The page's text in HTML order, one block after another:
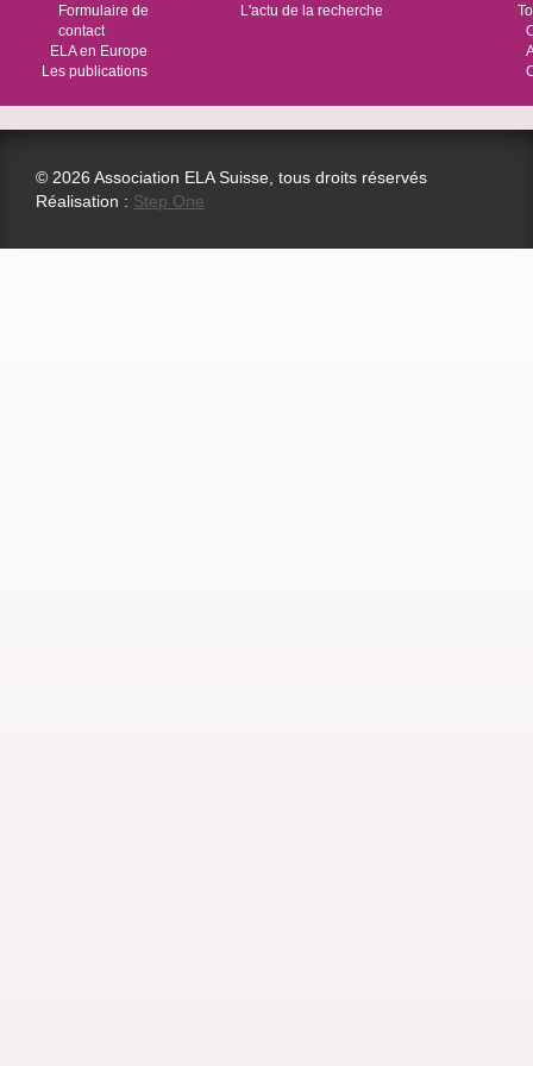
Formulaire de
contact
ELA en Europe
Les publications
L'actu de la recherche
© 2026 Association ELA Suisse, tous droits réservés
Réalisation : Step One